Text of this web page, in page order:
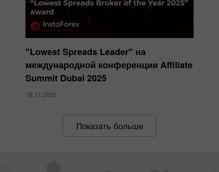
"Lowest Spreads Leader" на
международной конференции Affiliate
Summit Dubai 2025
18.11.2025
Показать больше